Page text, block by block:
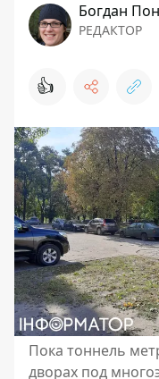
Богдан
РЕДАКТОР
👍
Пока тоннель
дворах под